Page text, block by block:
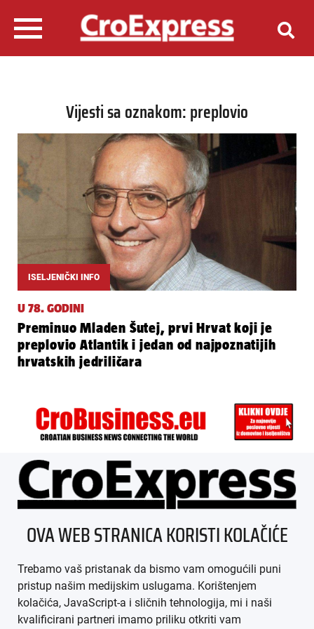
Vijesti sa oznakom: preplovio
ISELJENIČKI INFO
U 78. GODINI
Preminuo Mladen Šutej, prvi Hrvat koji je
preplovio Atlantik i jedan od najpoznatijih
hrvatskih jedriličara
ÜBER UNS
IMPRESSUM
AGB
DATENSCHUTZ
OVA WEB STRANICA KORISTI KOLAČIĆE
Trebamo vaš pristanak da bismo vam omogućili puni
pristup našim medijskim uslugama. Korištenjem
kolačića, JavaScript-a i sličnih tehnologija, mi i naši
kvalificirani partneri imamo priliku otkriti vam